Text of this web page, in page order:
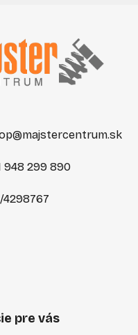
@majstercentrum.sk
948 299 890
pre vás